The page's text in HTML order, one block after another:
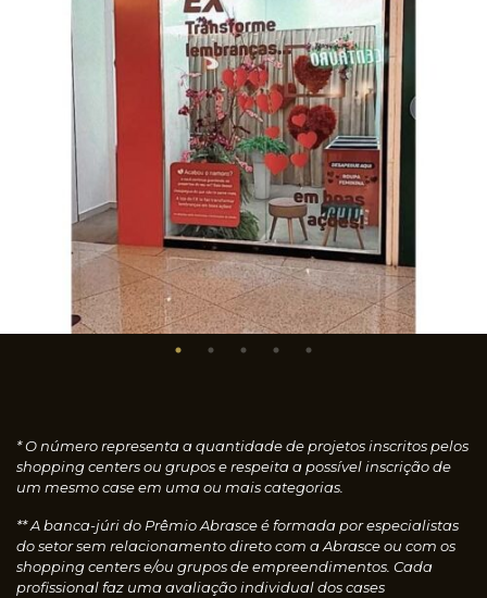
* O número representa a quantidade de projetos inscritos pelos
shopping centers ou grupos e respeita a possível inscrição de
um mesmo case em uma ou mais categorias.
** A banca-júri do Prêmio Abrasce é formada por especialistas
do setor sem relacionamento direto com a Abrasce ou com os
shopping centers e/ou grupos de empreendimentos. Cada
profissional faz uma avaliação individual dos cases